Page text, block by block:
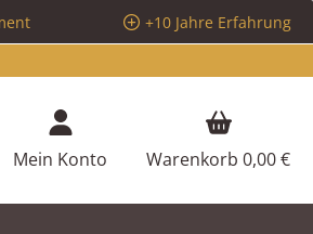
+10 Jahre Erfahrung
0 Produkte auf dem Merkzettel
Mein Konto Warenkorb 0,00 €